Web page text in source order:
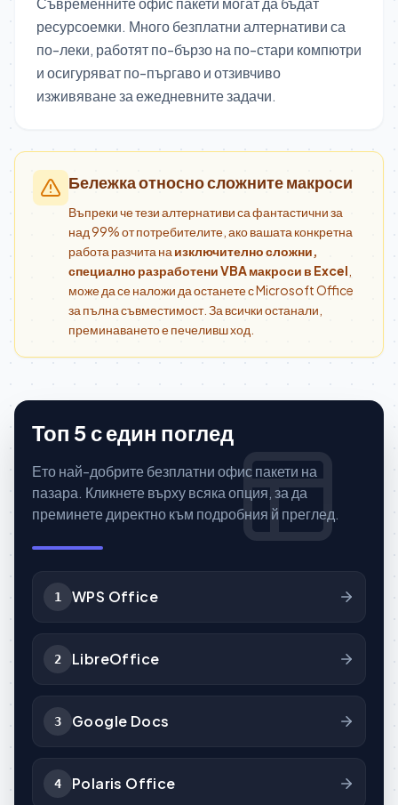
ресурсоемки. Много безплатни алтернативи са
по-леки, работят по-бързо на по-стари компютри
и осигуряват по-пъргаво и отзивчиво
изживяване за ежедневните задачи.
Бележка относно сложните макроси
Въпреки че тези алтернативи са фантастични за
над 99% от потребителите, ако вашата конкретна
работа разчита на изключително сложни,
специално разработени VBA макроси в Excel
може да се наложи да останете с Microsoft Office
за пълна съвместимост. За всички останали,
преминаването е печеливш ход.
Топ 5 с един поглед
Ето най-добрите безплатни офис пакети на
пазара. Кликнете върху всяка опция, за да
преминете директно към подробния й преглед.
1 WPS Office
2 LibreOffice
3 Google Docs
4 Polaris Office